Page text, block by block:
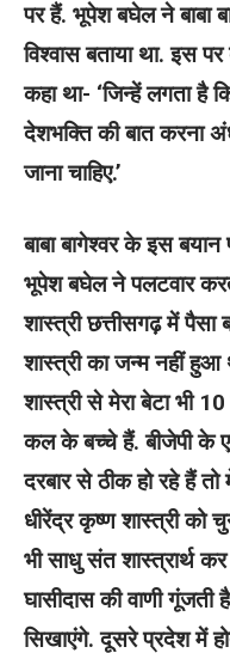
पर हैं. भूपेश बघेल ने बाबा
विश्वास बताया था. इस
कहा था- ‘जिन्हें लगता
देशभक्ति की बात करना
जाना चाहिए.’
बाबा बागेश्वर के इस
भूपेश बघेल ने पलटवार
शास्त्री छत्तीसगढ़ में
शास्त्री का जन्म नहीं
शास्त्री से मेरा बेटा भी
कल के बच्चे हैं. बीजेपी के
दरबार से ठीक हो रहे हैं
धीरेंद्र कृष्ण शास्त्री को
भी साधु संत शास्त्रार्थ
घासीदास की वाणी गूंजती
सिखाएंगे. दूसरे प्रदेश में